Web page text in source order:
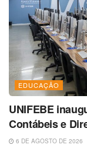
EDUCAÇÃO
UNIFEBE
Contábeis e
6 DE AGOSTO DE 2026